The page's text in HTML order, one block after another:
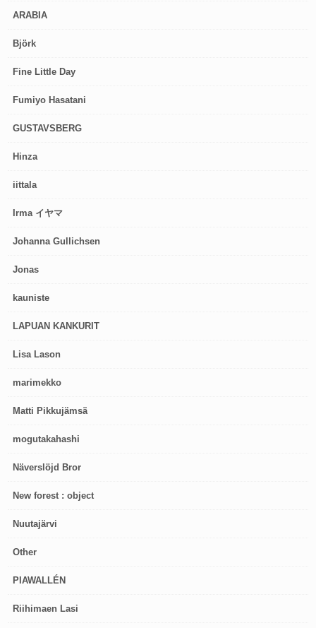
ARABIA
Björk
Fine Little Day
Fumiyo Hasatani
GUSTAVSBERG
Hinza
iittala
Irma イヤマ
Johanna Gullichsen
Jonas
kauniste
LAPUAN KANKURIT
Lisa Lason
marimekko
Matti Pikkujämsä
mogutakahashi
Näverslöjd Bror
New forest : object
Nuutajärvi
Other
PIAWALLÉN
Riihimaen Lasi